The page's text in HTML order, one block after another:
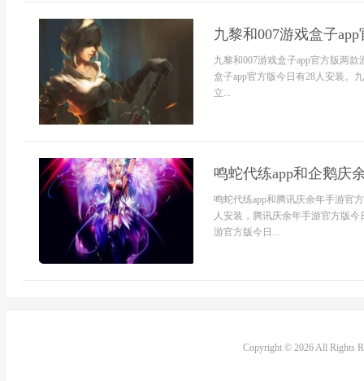
九黎和007游戏盒子
九黎和007游戏盒子app官方版两
盒子app官方版今日有28人安装。
立...
鸣蛇代练app和企鹅庆
鸣蛇代练app和腾讯庆余年手游官
人安装，腾讯庆余年手游官方版
游官方版今日...
Copyright © 2026 All Rights